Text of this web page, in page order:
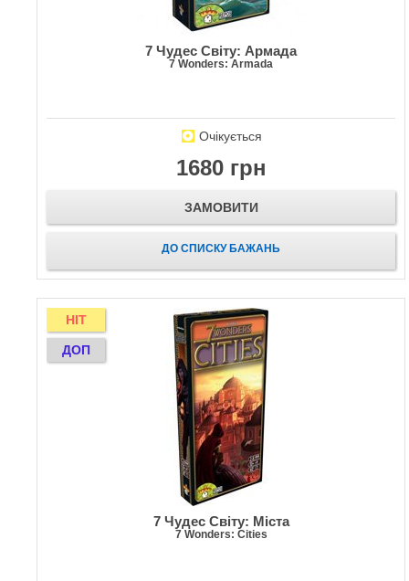
7 Чудес Світу: Армада
7 Wonders: Armada
Очікується
1680 грн
ЗАМОВИТИ
ДО СПИСКУ БАЖАНЬ
HIT
ДОП
7 Чудес Світу: Міста
7 Wonders: Cities